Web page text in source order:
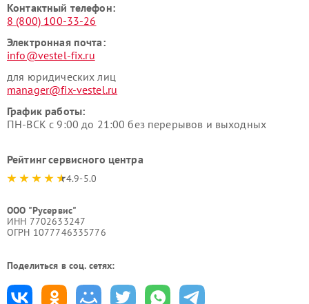
Контактный телефон:
8 (800) 100-33-26
Электронная почта:
info@vestel-fix.ru
для юридических лиц
manager@fix-vestel.ru
График работы:
ПН-ВСК с 9:00 до 21:00 без перерывов и выходных
Рейтинг сервисного центра
4.9-5.0
ООО "Русервис"
ИНН 7702633247
ОГРН 1077746335776
Поделиться в соц. сетях: